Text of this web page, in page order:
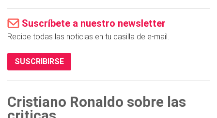
Suscríbete a nuestro newsletter
Recibe todas las noticias en tu casilla de e-mail.
SUSCRIBIRSE
Cristiano Ronaldo sobre las